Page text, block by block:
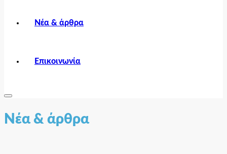
Νέα & άρθρα
Επικοινωνία
Νέα & άρθρα